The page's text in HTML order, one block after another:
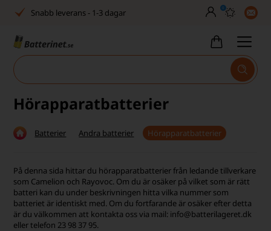
Snabb leverans - 1-3 dagar
Inga dolda avgifter
Bra Trustscore
Billig leverans från 49,-
Inga dolda avgifter
Fasta låga priser
0
Hörapparatbatterier
Batterier Andra batterier Hörapparatbatterier
På denna sida hittar du hörapparatbatterier från ledande tillverkare
som Camelion och Rayovoc. Om du är osäker på vilket som är rätt
batteri kan du under beskrivningen hitta vilka nummer som
batteriet är identiskt med. Om du fortfarande är osäker efter detta
är du välkommen att kontakta oss via mail: info@batterilageret.dk
eller telefon 23 98 37 95.